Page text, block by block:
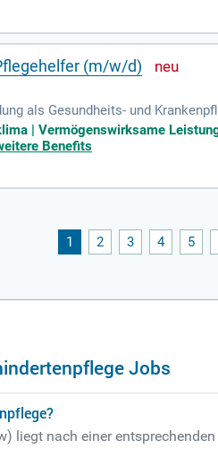
(m/w/d)
als Gesundheits- und
pflegerische
| Vermögenswirksame
Benefits
1 2 3 4 5
Jobs
liegt nach einer